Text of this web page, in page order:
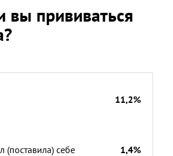
вы прививаться
11,2%
(поставила) себе
1,4%